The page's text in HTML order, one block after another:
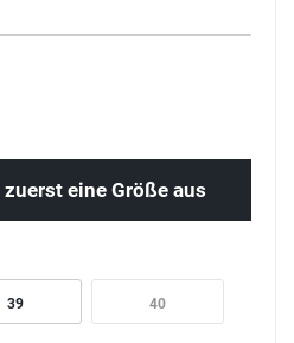
eine Größe aus
39 40